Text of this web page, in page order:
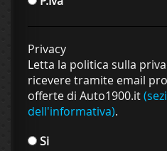
Privacy
Letta la politica sulla
ricevere tramite email
offerte di Auto1900.it
dell'informativa).
Si